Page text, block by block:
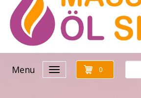
Menu 0